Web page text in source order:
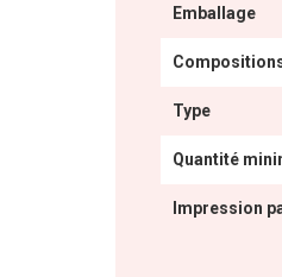
Emballage
Type
Quantité
Impression